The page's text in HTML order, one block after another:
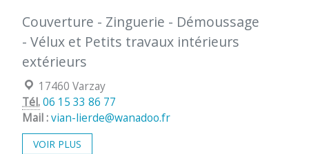
Couverture - Zinguerie - Démoussage
- Vélux et Petits travaux intérieurs
extérieurs
Localisation :
17460 Varzay
Tél.06 15 33 86 77
Mail :vian-lierde@wanadoo.fr
VOIR PLUS